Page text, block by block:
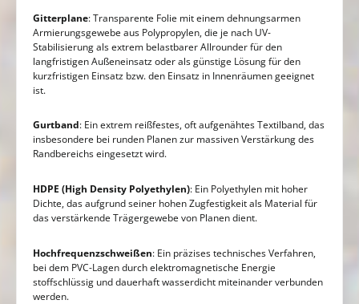
Gitterplane: Transparente Folie mit einem dehnungsarmen
Armierungsgewebe aus Polypropylen, die je nach UV-
Stabilisierung als extrem belastbarer Allrounder für den
langfristigen Außeneinsatz oder als günstige Lösung für den
kurzfristigen Einsatz bzw. den Einsatz in Innenräumen geeignet
ist.
Gurtband: Ein extrem reißfestes, oft aufgenähtes Textilband, das
insbesondere bei runden Planen zur massiven Verstärkung des
Randbereichs eingesetzt wird.
HDPE (High Density Polyethylen): Ein Polyethylen mit hoher
Dichte, das aufgrund seiner hohen Zugfestigkeit als Material für
das verstärkende Trägergewebe von Planen dient.
Hochfrequenzschweißen: Ein präzises technisches Verfahren,
bei dem PVC-Lagen durch elektromagnetische Energie
stoffschlüssig und dauerhaft wasserdicht miteinander verbunden
werden.